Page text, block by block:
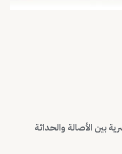
بين الأصالة والحداثة